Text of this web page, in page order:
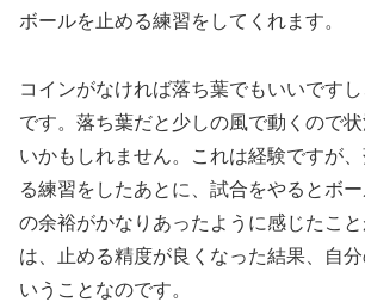
ボールを止める練習をしてくれます。
コインがなければ落ち葉でもいいです
です。落ち葉だと少しの風で動くので
いかもしれません。これは経験ですが
る練習をしたあとに、試合をやるとボ
の余裕がかなりあったように感じたこ
は、止める精度が良くなった結果、自
いうことなのです。